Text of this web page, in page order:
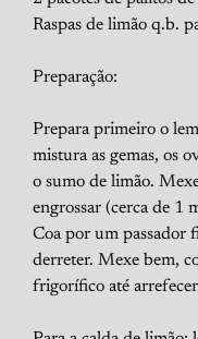
Raspas de limão q.b.
Preparação:
Prepara primeiro o
mistura as gemas, os
o sumo de limão.
engrossar (cerca de 1
Coa por um passador
derreter. Mexe bem,
frigorífico até